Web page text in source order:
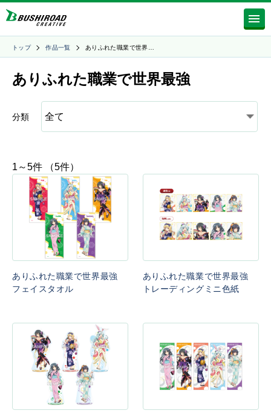
トップ 作品一覧 ありふれた職業で世界…
ありふれた職業で世界最強
分類
1～5件 （5件）
ありふれた職業で世界最強
フェイスタオル
ありふれた職業で世界最強
トレーディングミニ色紙